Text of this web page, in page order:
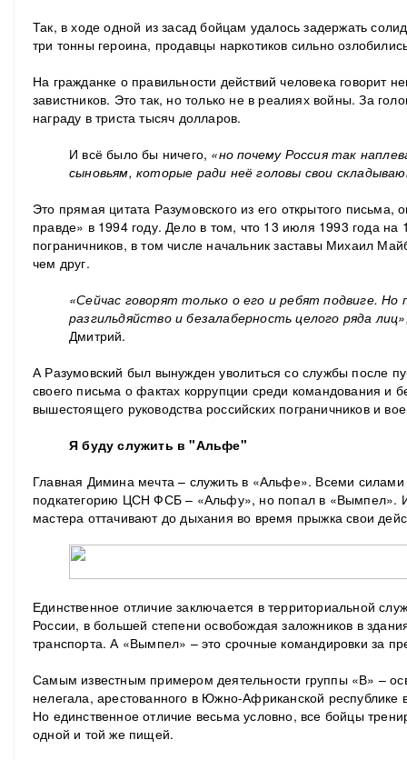
Так, в ходе одной из засад бойцам удалось задержать
три тонны героина, продавцы наркотиков сильно
На гражданке о правильности действий человека говорит
завистников. Это так, но только не в реалиях войны. За
награду в триста тысяч долларов.
И всё было бы ничего, «но почему Россия так
сыновьям, которые ради неё головы свои
Это прямая цитата Разумовского из его открытого письма,
правде» в 1994 году. Дело в том, что 13 июля 1993 года на
пограничников, в том числе начальник заставы Михаил
чем друг.
«Сейчас говорят только о его и ребят подвиге. Но
разгильдяйство и безалаберность целого ряда
Дмитрий.
А Разумовский был вынужден уволиться со службы после
своего письма о фактах коррупции среди командования и
вышестоящего руководства российских пограничников и
Я буду служить в "Альфе"
Главная Димина мечта – служить в «Альфе». Всеми силами
подкатегорию ЦСН ФСБ – «Альфу», но попал в «Вымпел».
мастера оттачивают до дыхания во время прыжка свои
Единственное отличие заключается в территориальной
России, в большей степени освобождая заложников в
транспорта. А «Вымпел» – это срочные командировки за
Самым известным примером деятельности группы «В» –
нелегала, арестованного в Южно-Африканской республике
Но единственное отличие весьма условно, все бойцы
одной и той же пищей.